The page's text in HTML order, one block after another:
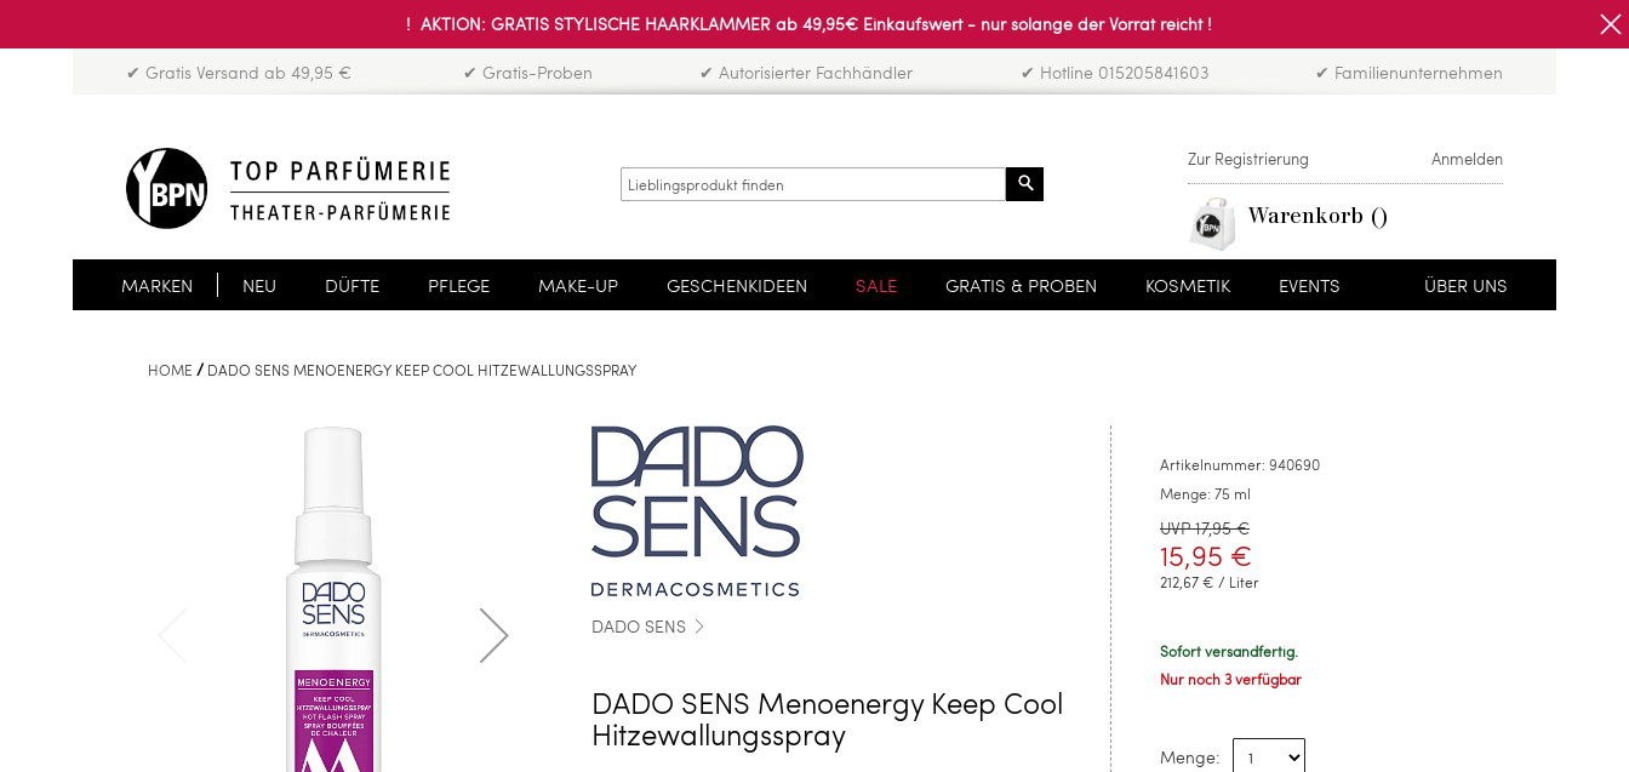
! AKTION: GRATIS STYLISCHE HAARKLAMMER ab 49,95€ Einkaufswert - nur solange der Vorrat reicht !
✔ Gratis Versand ab 49,95 € ✔ Gratis-Proben ✔ Autorisierter Fachhändler ✔ Hotline 015205841603 ✔ Familienunternehmen
Zur Registrierung Anmelden
Warenkorb
MARKEN NEU DÜFTE PFLEGE MAKE-UP GESCHENKIDEEN SALE GRATIS & PROBEN KOSMETIK EVENTS ÜBER UNS
HOME DADO SENS MENOENERGY KEEP COOL HITZEWALLUNGSSPRAY
DADO SENS
DADO SENS Menoenergy Keep Cool
Hitzewallungsspray
Artikelnummer: 940690
Menge: 75 ml
UVP 17,95 €
15,95 €
212,67 € / Liter
Sofort versandfertig.
Nur noch 3 verfügbar
Menge: